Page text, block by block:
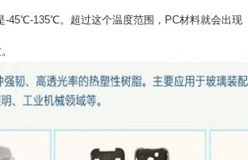
-45℃-135℃。超过这个温度范围，PC材料就会出现